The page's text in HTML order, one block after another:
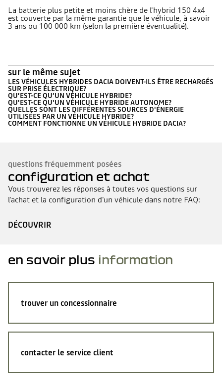
La batterie plus petite et moins chère de l'hybrid 150 4x4
est couverte par la même garantie que le véhicule, à savoir
3 ans ou 100 000 km (selon la première éventualité).
sur le même sujet
LES VÉHICULES HYBRIDES DACIA DOIVENT-ILS ÊTRE RECHARGÉS
SUR PRISE ÉLECTRIQUE?
QU’EST-CE QU’UN VÉHICULE HYBRIDE?
QU'EST-CE QU'UN VÉHICULE HYBRIDE AUTONOME?
QUELLES SONT LES DIFFÉRENTES SOURCES D'ÉNERGIE
UTILISÉES PAR UN VÉHICULE HYBRIDE?
COMMENT FONCTIONNE UN VÉHICULE HYBRIDE DACIA?
questions fréquemment posées
configuration et achat
Vous trouverez les réponses à toutes vos questions sur
l'achat et la configuration d'un véhicule dans notre FAQ:
DÉCOUVRIR
en savoir plus information
trouver un concessionnaire
contacter le service client